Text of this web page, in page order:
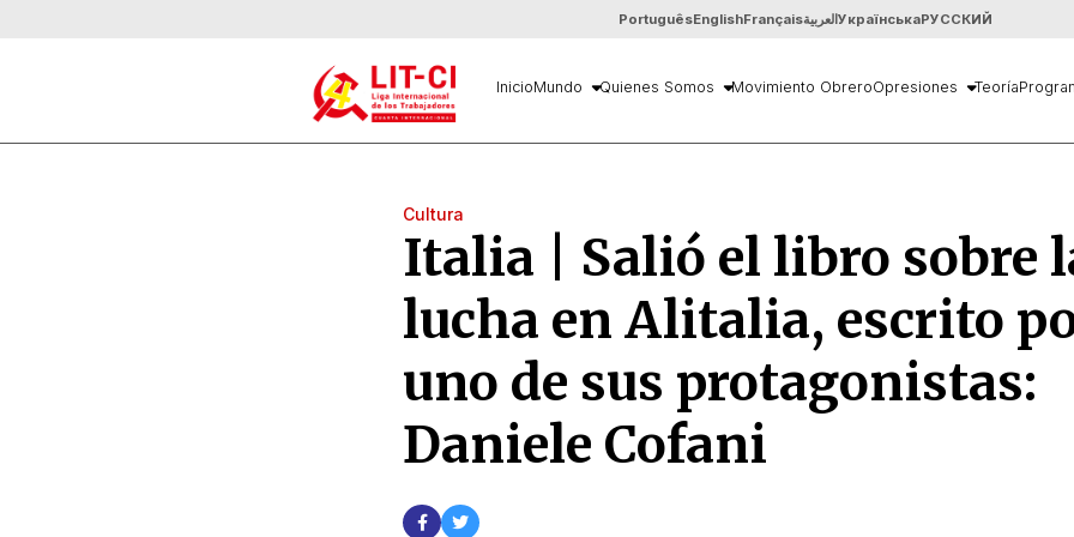
PortuguêsEnglishFrançaisالعربيةУкраїнськаРУССКИЙ
InicioMundo Quienes Somos Movimiento ObreroOpresiones Teoría
Cultura
Italia | Salió el libro sobre
lucha en Alitalia, escrito
uno de sus protagonistas:
Daniele Cofani